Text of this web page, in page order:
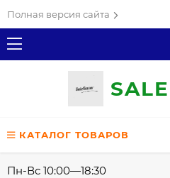
Полная версия сайта
SALE
КАТАЛОГ ТОВАРОВ
Пн-Вс 10:00—18:30